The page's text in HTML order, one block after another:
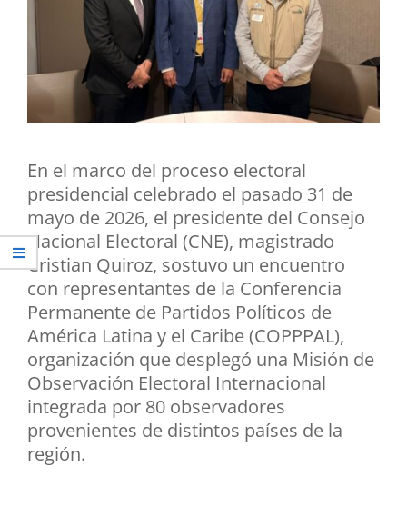
En el marco del proceso electoral
presidencial celebrado el pasado 31 de
mayo de 2026, el presidente del Consejo
Nacional Electoral (CNE), magistrado
Cristian Quiroz, sostuvo un encuentro
con representantes de la Conferencia
Permanente de Partidos Políticos de
América Latina y el Caribe (COPPPAL),
organización que desplegó una Misión de
Observación Electoral Internacional
integrada por 80 observadores
provenientes de distintos países de la
región.